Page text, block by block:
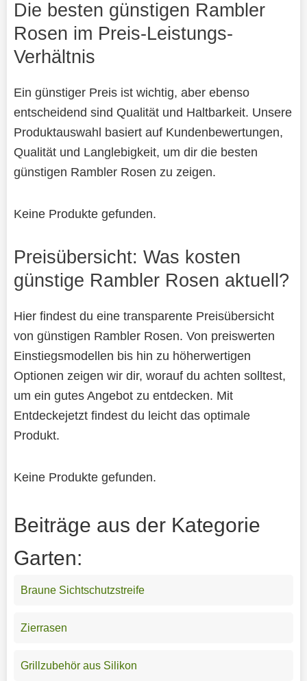
Die besten günstigen Rambler
Rosen im Preis-Leistungs-
Verhältnis
Ein günstiger Preis ist wichtig, aber ebenso
entscheidend sind Qualität und Haltbarkeit. Unsere
Produktauswahl basiert auf Kundenbewertungen,
Qualität und Langlebigkeit, um dir die besten
günstigen Rambler Rosen zu zeigen.
Keine Produkte gefunden.
Preisübersicht: Was kosten
günstige Rambler Rosen aktuell?
Hier findest du eine transparente Preisübersicht
von günstigen Rambler Rosen. Von preiswerten
Einstiegsmodellen bis hin zu höherwertigen
Optionen zeigen wir dir, worauf du achten solltest,
um ein gutes Angebot zu entdecken. Mit
Entdeckejetzt findest du leicht das optimale
Produkt.
Keine Produkte gefunden.
Beiträge aus der Kategorie
Garten:
Braune Sichtschutzstreife
Zierrasen
Grillzubehör aus Silikon